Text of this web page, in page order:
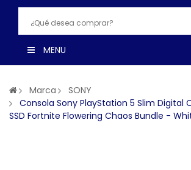
MENU
Marca
SONY
Consola Sony PlayStation 5 Slim Digital
SSD Fortnite Flowering Chaos Bundle -